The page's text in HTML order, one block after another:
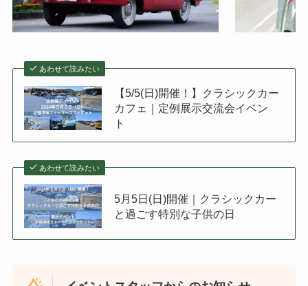
あわせて読みたい
【5/5(日)開催！】クラシックカー
カフェ｜定例展示交流会イベン
ト
あわせて読みたい
5月5日(日)開催｜クラシックカー
と過ごす特別な子供の日